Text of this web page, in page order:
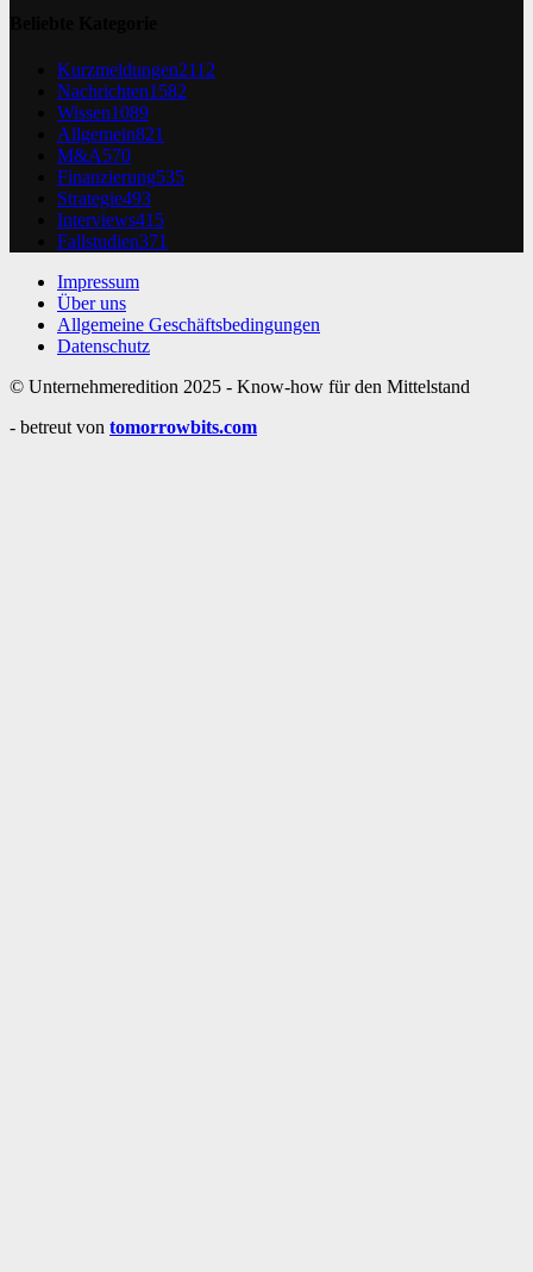
Kurzmeldungen2112
Nachrichten1582
Wissen1089
Allgemein821
M&A570
Finanzierung535
Strategie493
Interviews415
Fallstudien371
Impressum
Über uns
Allgemeine Geschäftsbedingungen
Datenschutz
© Unternehmeredition 2025 - Know-how für den Mittelstand
- betreut von tomorrowbits.com